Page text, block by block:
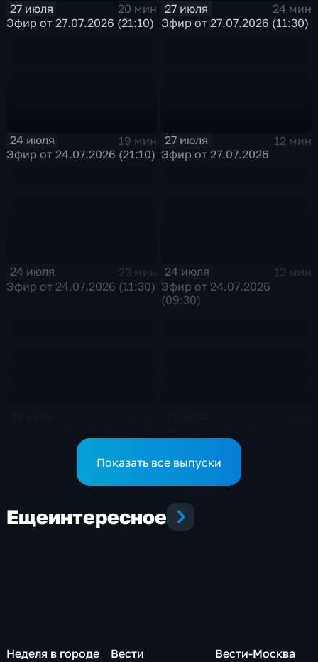
27 июля
20 мин
Эфир от 27.07.2026 (21:10)
27 июля
24 мин
Эфир от 27.07.2026 (11:30)
24 июля
19 мин
Эфир от 24.07.2026 (21:10)
27 июля
12 мин
Эфир от 27.07.2026
24 июля
23 мин
Эфир от 24.07.2026 (11:30)
24 июля
12 мин
Эфир от 24.07.2026
(09:30)
Показать все выпуски
Ещеинтересное
Неделя в городе Вести Вести-Москва